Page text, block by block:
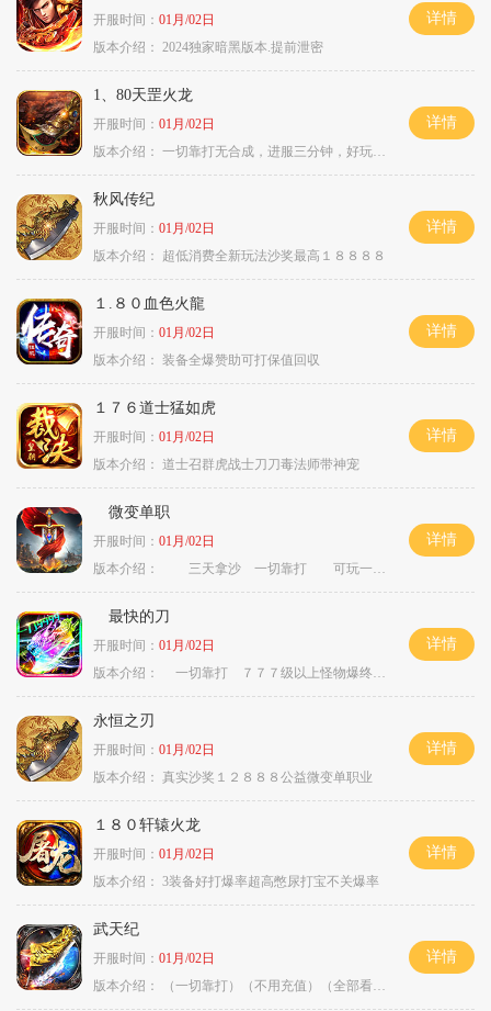
开服时间： 01月/02日
版本介绍： 2024独家暗黑版本.提前泄密
详情
1、80天罡火龙
开服时间： 01月/02日
版本介绍： 一切靠打无合成，进服三分钟，好玩一整年。
详情
秋风传纪
开服时间： 01月/02日
版本介绍：
超低消费全新玩法沙奖最高１８８８８
详情
１.８０血色火龍
开服时间： 01月/02日
版本介绍： 装备全爆赞助可打保值回収
详情
１７６道士猛如虎
开服时间： 01月/02日
版本介绍： 道士召群虎战士刀刀毒法师带神宠
详情
微变单职
开服时间： 01月/02日
版本介绍：
三天拿沙 一切靠打 可玩一年
详情
最快的刀
开服时间： 01月/02日
版本介绍：
一切靠打 ７７７级以上怪物爆终极
详情
永恒之刃
开服时间： 01月/02日
版本介绍： 真实沙奖１２８８８公益微变单职业
详情
１８０轩辕火龙
开服时间： 01月/02日
版本介绍： 3装备好打爆率超高憋尿打宝不关爆率
详情
武天纪
开服时间： 01月/02日
版本介绍：
（一切靠打）（不用充值）（全部看脸）
详情